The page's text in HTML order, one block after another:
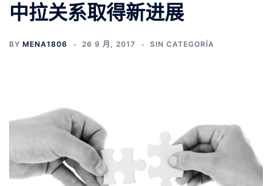
中拉关系取得新进展
BY MENA1806 26 9 月, 2017 SIN CATEGORÍA